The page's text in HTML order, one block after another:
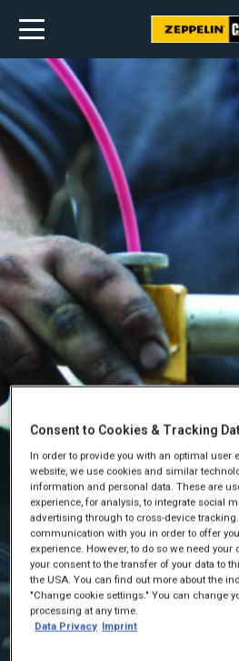
Smøreolieanalyse
Regelmæssig
Permanent indsigt takket
Consent to Cookies & Tracking
In order to provide you with an optimal user
website, we use cookies and similar
information and personal data. These are
experience, for analysis, to integrate social
advertising through to cross-device
communication with you in order to offer
experience. However, to do so we need
your consent to the transfer of your data to
the USA. You can find out more about the
"Change cookie settings." You can change
processing at any time.
Data Privacy Imprint